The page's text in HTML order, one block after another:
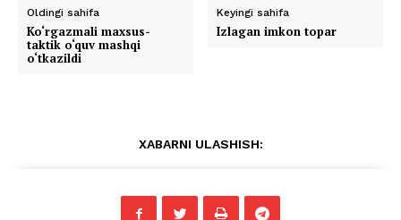
Oldingi sahifa
Ko‘rgazmali maxsus-
taktik o‘quv mashqi
o‘tkazildi
Keyingi sahifa
Izlagan imkon topar
XABARNI ULASHISH: